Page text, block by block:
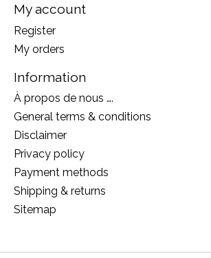
My account
Register
My orders
Information
À propos de nous ….
General terms & conditions
Disclaimer
Privacy policy
Payment methods
Shipping & returns
Sitemap